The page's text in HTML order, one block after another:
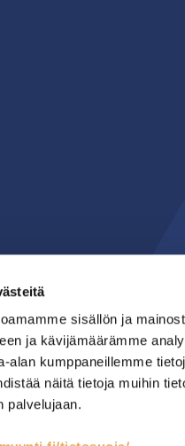
sisällön ja
ja kävijämäärämme
alan kumppaneillemme
näitä tietoja muihin
palvelujaan.